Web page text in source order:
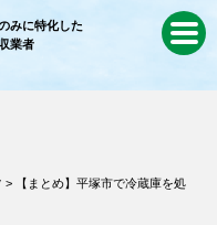
みに特化した
業者
> 【まとめ】平塚市で冷蔵庫を処